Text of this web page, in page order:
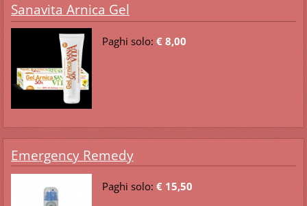
Sanavita Arnica Gel
Paghi solo: € 8,00
Emergency Remedy
Paghi solo: € 15,50